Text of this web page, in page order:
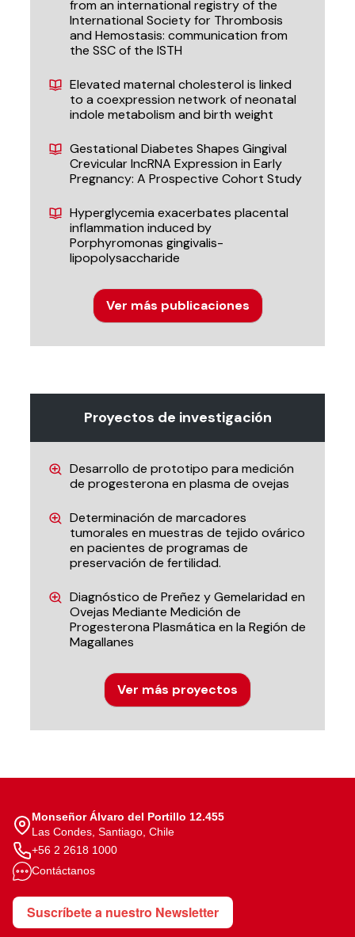
from an international registry of the
International Society for Thrombosis
and Hemostasis: communication from
the SSC of the ISTH
Elevated maternal cholesterol is linked
to a coexpression network of neonatal
indole metabolism and birth weight
Gestational Diabetes Shapes Gingival
Crevicular lncRNA Expression in Early
Pregnancy: A Prospective Cohort Study
Hyperglycemia exacerbates placental
inflammation induced by
Porphyromonas gingivalis-
lipopolysaccharide
Ver más publicaciones
Proyectos de investigación
Desarrollo de prototipo para medición
de progesterona en plasma de ovejas
Determinación de marcadores
tumorales en muestras de tejido ovárico
en pacientes de programas de
preservación de fertilidad.
Diagnóstico de Preñez y Gemelaridad en
Ovejas Mediante Medición de
Progesterona Plasmática en la Región de
Magallanes
Ver más proyectos
Monseñor Álvaro del Portillo 12.455
Las Condes, Santiago, Chile
+56 2 2618 1000
Contáctanos
Suscríbete a nuestro Newsletter